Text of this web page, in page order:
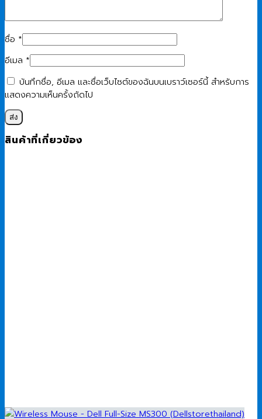
ชื่อ *
อีเมล *
บันทึกชื่อ, อีเมล และชื่อเว็บไซต์ของฉันบนเบราว์เซอร์นี้ สำหรับการ
แสดงความเห็นครั้งถัดไป
สินค้าที่เกี่ยวข้อง